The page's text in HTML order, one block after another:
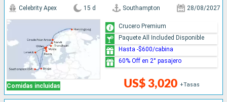
Comidas incluidas
Celebrity Apex 15 d Southampton 28/08/2027
US$ 3,020 +Tasas
Crucero Premium
Paquete All Included Disponible
Hasta -$600/cabina
60% Off en 2° pasajero